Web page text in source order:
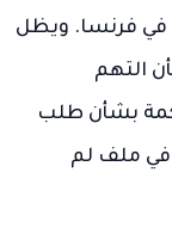
في فرنسا. ويظل
التهم
بشأن طلب
في ملف لم